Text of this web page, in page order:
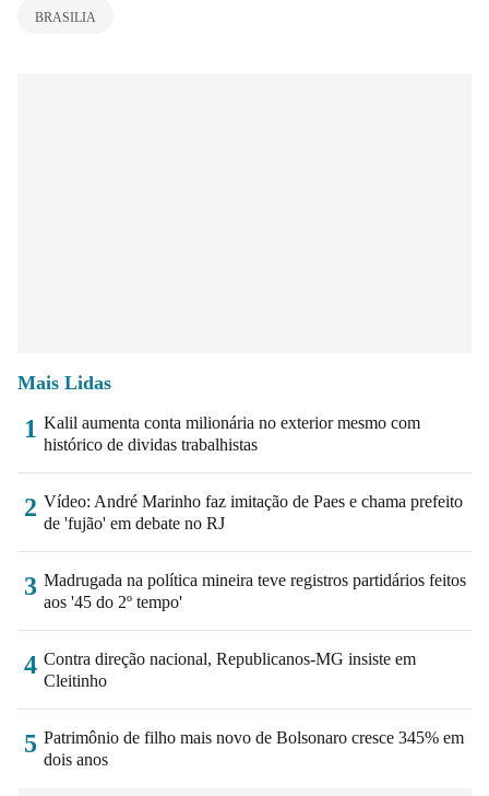
BRASILIA
Mais Lidas
1 Kalil aumenta conta milionária no exterior mesmo com
histórico de dividas trabalhistas
2 Vídeo: André Marinho faz imitação de Paes e chama prefeito
de 'fujão' em debate no RJ
3 Madrugada na política mineira teve registros partidários feitos
aos '45 do 2º tempo'
4 Contra direção nacional, Republicanos-MG insiste em
Cleitinho
5 Patrimônio de filho mais novo de Bolsonaro cresce 345% em
dois anos